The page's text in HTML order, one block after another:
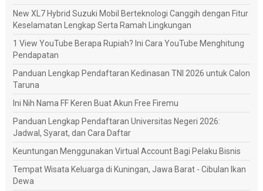
New XL7 Hybrid Suzuki Mobil Berteknologi Canggih dengan Fitur
Keselamatan Lengkap Serta Ramah Lingkungan
1 View YouTube Berapa Rupiah? Ini Cara YouTube Menghitung
Pendapatan
Panduan Lengkap Pendaftaran Kedinasan TNI 2026 untuk Calon
Taruna
Ini Nih Nama FF Keren Buat Akun Free Firemu
Panduan Lengkap Pendaftaran Universitas Negeri 2026:
Jadwal, Syarat, dan Cara Daftar
Keuntungan Menggunakan Virtual Account Bagi Pelaku Bisnis
Tempat Wisata Keluarga di Kuningan, Jawa Barat - Cibulan Ikan
Dewa